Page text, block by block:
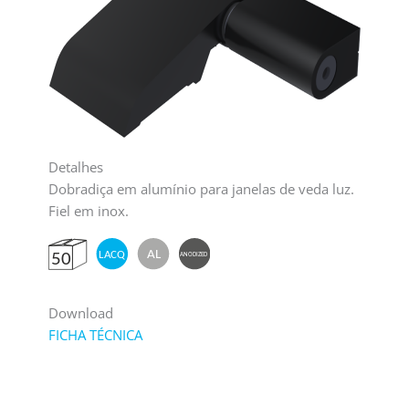
Detalhes
Dobradiça em alumínio para janelas de veda luz.
Fiel em inox.
Download
FICHA TÉCNICA